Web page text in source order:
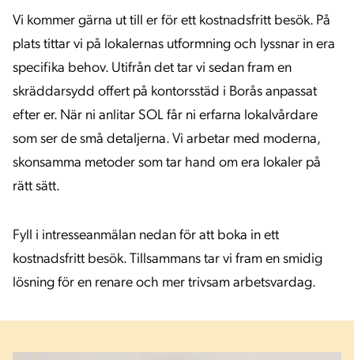
Vi kommer gärna ut till er för ett kostnadsfritt besök. På
plats tittar vi på lokalernas utformning och lyssnar in era
specifika behov. Utifrån det tar vi sedan fram en
skräddarsydd offert på kontorsstäd i Borås anpassat
efter er. När ni anlitar SOL får ni erfarna lokalvårdare
som ser de små detaljerna. Vi arbetar med moderna,
skonsamma metoder som tar hand om era lokaler på
rätt sätt.
Fyll i intresseanmälan nedan för att boka in ett
kostnadsfritt besök. Tillsammans tar vi fram en smidig
lösning för en renare och mer trivsam arbetsvardag.